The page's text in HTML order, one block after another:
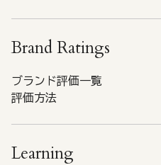
Brand Ratings
ブランド評価一覧
評価方法
Learning